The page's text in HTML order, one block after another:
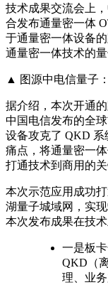
技术成果交流会上
合发布通量密一体
于通量密一体设备
通量密一体技术的
▲ 图源中电信量子
据介绍，本次开通
中国电信发布的全
设备攻克了 QKD
痛点，将通量密一
打通技术到商用的关
本次示范应用成功
湖量子城域网，实
本次发布成果在技
一是板
QKD（
理、业